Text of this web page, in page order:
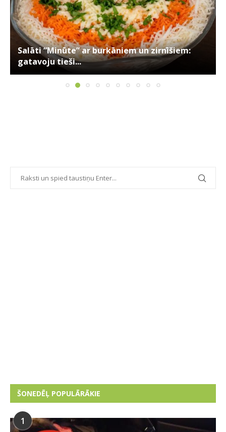
Salāti “Minūte” ar burkāniem un zirnīšiem:
gatavoju tieši...
ŠONEDĒĻ POPULĀRĀKIE
1